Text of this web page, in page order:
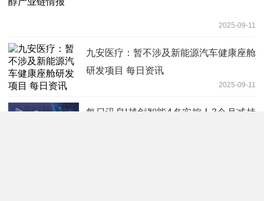
2025-09-11
九安医疗：暂不涉及新能源汽车健康座舱
研发项目 每日资讯
2025-09-11
每日讯息!越剑智能4名实控人3个月减持